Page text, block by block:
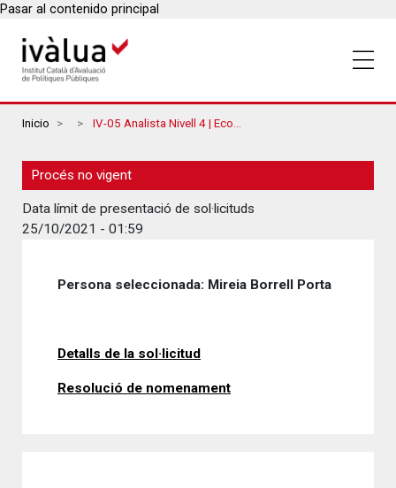
Pasar al contenido principal
Breadcrumbs
Inicio IV-05 Analista Nivell 4 | Economia, Administració I Direcció D’Empreses, Ciències Polítiques, Sociologia O Altres Ciències Socials
Procés no vigent
Data límit de presentació de sol·licituds
25/10/2021 - 01:59
Persona seleccionada: Mireia Borrell Porta
Detalls de la sol·licitud
Resolució de nomenament